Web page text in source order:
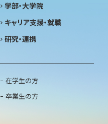
学部・大学院
キャリア支援・就職
研究・連携
在学生の方
卒業生の方